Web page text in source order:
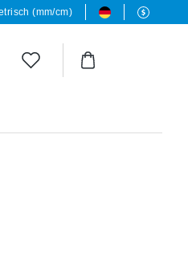
(mm/cm)